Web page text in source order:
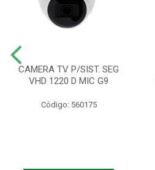
CAMERA TV P/SIST. SEG
VHD 1220 D MIC G9
Código: 560175